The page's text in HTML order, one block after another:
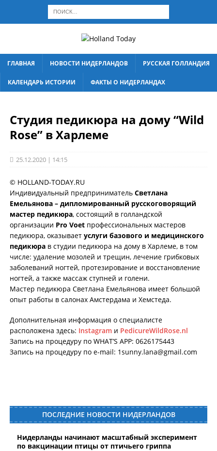
ГЛАВНАЯ НОВОСТИ НИДЕРЛАНДОВ РУССКАЯ ГОЛЛАНДИЯ
КАЛЕНДАРЬ ИСТОРИИ ФАКТЫ О НИДЕРЛАНДАХ
Студия педикюра на дому “Wild
Rose” в Харлеме
25.12.2020 | 14:15
© HOLLAND-TODAY.RU
Индивидуальный предприниматель Светлана
Емельянова – дипломированный русскоговорящий
мастер педикюра, состоящий в голландской
организации Pro Voet профессиональных мастеров
педикюра, оказывает услуги базового и медицинского
педикюра в студии педикюра на дому в Харлеме, в том
числе: удаление мозолей и трещин, лечение грибковых
заболеваний ногтей, протезирование и восстановление
ногтей, а также массаж ступней и голени.
Мастер педикюра Светлана Емельянова имеет большой
опыт работы в салонах Амстердама и Хемстеда.
Дополнительная информация о специалисте
расположена здесь: Instagram и PedicureWildRose.nl
Запись на процедуру по WHAT’S APP: 0626175443
Запись на процедуру по e-mail: 1sunny.lana@gmail.com
ПОСЛЕДНИЕ НОВОСТИ НИДЕРЛАНДОВ
Нидерланды начинают масштабный эксперимент
по вакцинации птицы от птичьего гриппа